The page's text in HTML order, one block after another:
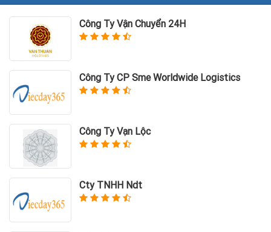
Công Ty Vận Chuyển 24H
Công Ty CP Sme Worldwide Logistics
Công Ty Vạn Lộc
Cty TNHH Ndt